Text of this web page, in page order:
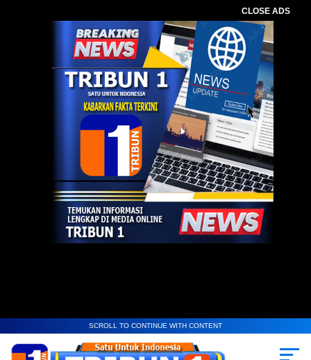
CLOSE ADS
SCROLL TO CONTINUE WITH CONTENT